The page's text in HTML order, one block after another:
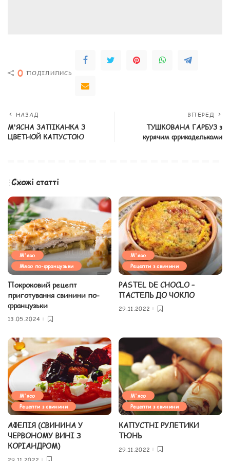
0 ПОДІЛИЛИСЬ
НАЗАД
М'ЯСНА ЗАПІКАНКА З
ЦВЕТНОЙ КАПУСТОЮ
ВПЕРЕД
ТУШКОВАНА ГАРБУЗ з
курячим фрикадельками
Схожі статті
М'ясо
Мясо по-французьки
Покроковий рецепт
приготування свинини по-
французьки
13.05.2024
М'ясо
Рецепти з свинини
PASTEL DE CHOCLO –
ПАСТЕЛЬ ДО ЧОКЛО
29.11.2022
М'ясо
Рецепти з свинини
АФЕЛІЯ (СВИНИНА У
ЧЕРВОНОМУ ВИНІ З
КОРІАНДРОМ)
М'ясо
Рецепти з свинини
КАПУСТНІ РУЛЕТИКИ
ТЮНЬ
29.11.2022